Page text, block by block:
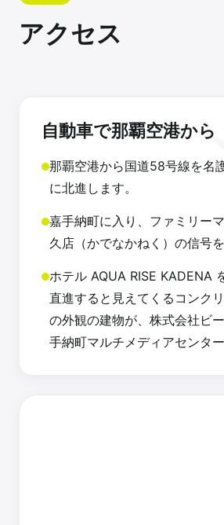
アクセス
自動車で那覇空港から
那覇空港から国道58号線を名
に北進します。
嘉手納町に入り、ファミリー
久店（かでなかねく）の信号を
ホテル AQUA RISE KADENA
直進すると見えてくるコンク
の外観の建物が、株式会社ビ
手納町マルチメディアセンター